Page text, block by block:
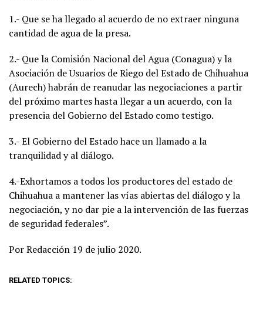
1.- Que se ha llegado al acuerdo de no extraer ninguna
cantidad de agua de la presa.
2.- Que la Comisión Nacional del Agua (Conagua) y la
Asociación de Usuarios de Riego del Estado de Chihuahua
(Aurech) habrán de reanudar las negociaciones a partir
del próximo martes hasta llegar a un acuerdo, con la
presencia del Gobierno del Estado como testigo.
3.- El Gobierno del Estado hace un llamado a la
tranquilidad y al diálogo.
4.-Exhortamos a todos los productores del estado de
Chihuahua a mantener las vías abiertas del diálogo y la
negociación, y no dar pie a la intervención de las fuerzas
de seguridad federales”.
Por Redacción 19 de julio 2020.
RELATED TOPICS: